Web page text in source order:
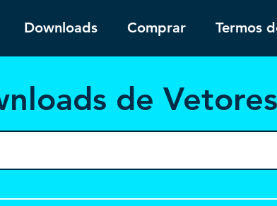
Downloads Comprar Termos
ds de